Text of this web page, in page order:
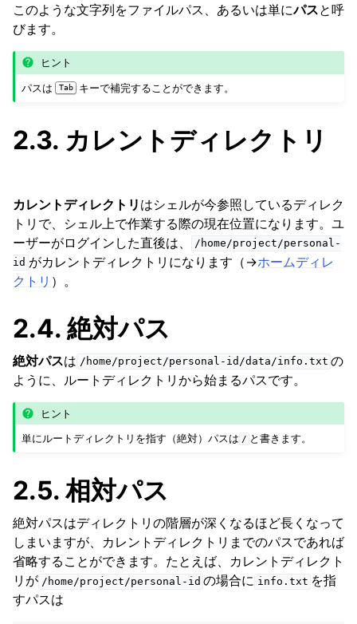
navigation of 自分でソフトウェアをインストールする方法
navigation of システムについて
navigation of Phase 2スパコンからの変更点
navigation of スパコンのサービス
navigation of データセキュリティ
navigation of 各種申請について
このような文字列をファイルパス、あるいは単にパスと呼
びます。
ヒント
パスは
Tab キーで補完することができます。
2.3. カレントディレクトリ
カレントディレクトリ はシェルが今参照しているディレク
トリで、シェル上で作業する際の現在位置になります。ユ
ーザーがログインした直後は、
/home/project/personal-
id がカレントディレクトリになります（→ホームディレ
クトリ ）。
2.4. 絶対パス
絶対パスは /home/project/personal-id/data/info.txt の
ように、ルートディレクトリから始まるパスです。
ヒント
単にルートディレクトリを指す（絶対）パスは / と書きます。
2.5.相対パス
絶対パスはディレクトリの階層が深くなるほど長くなって
しまいますが、カレントディレクトリまでのパスであれば
省略することができます。たとえば、カレントディレクト
リが /home/project/personal-id の場合に info.txt を指
すパスは